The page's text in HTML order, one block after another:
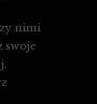
nimi
swoje